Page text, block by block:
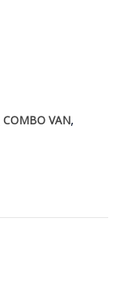
COMBO VAN,